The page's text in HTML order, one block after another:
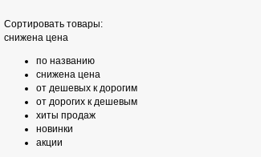
Сортировать товары:
снижена цена
по названию
снижена цена
от дешевых к дорогим
от дорогих к дешевым
хиты продаж
новинки
акции